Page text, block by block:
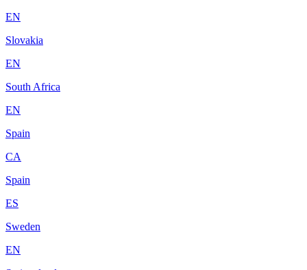
EN
Slovakia
EN
South Africa
EN
Spain
CA
Spain
ES
Sweden
EN